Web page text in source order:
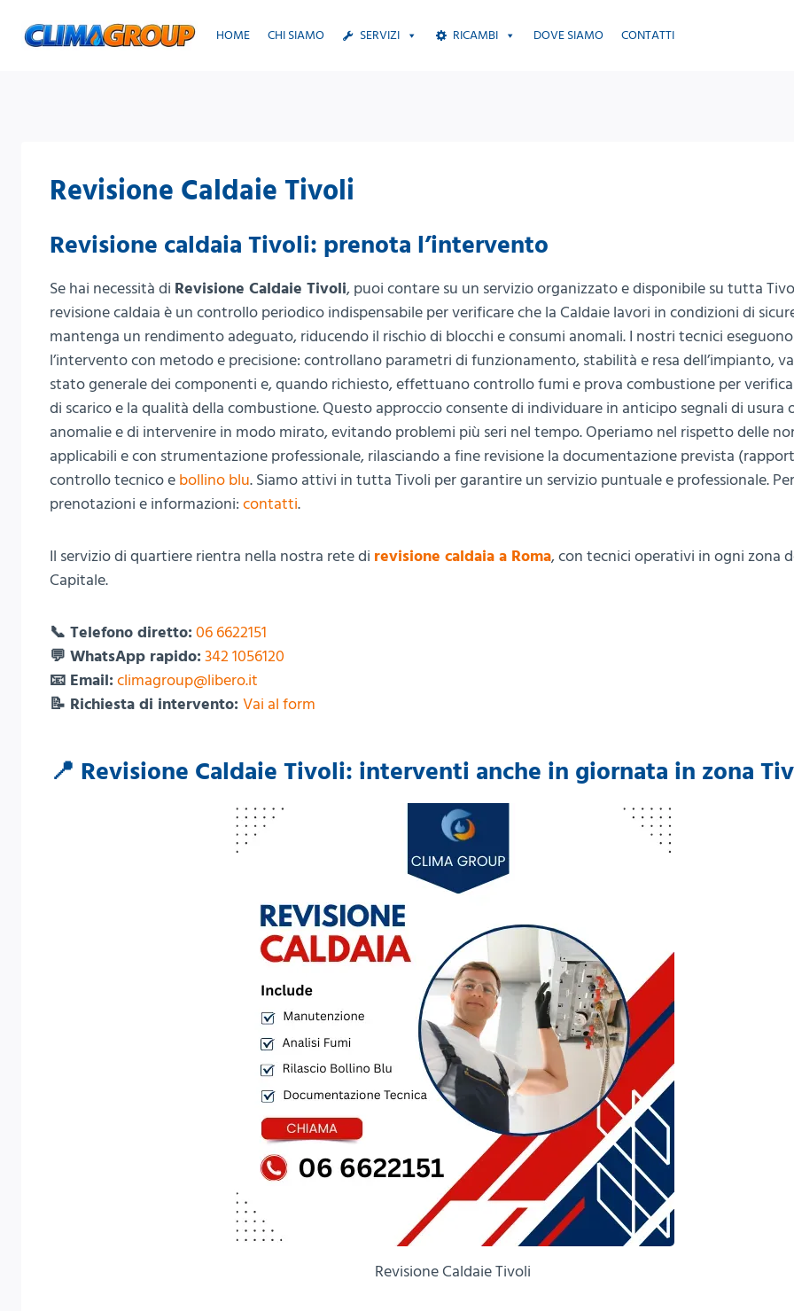
HOME CHI SIAMO SERVIZI RICAMBI DOVE SIAMO CONTATTI
Revisione Caldaie Tivoli
Revisione caldaia Tivoli: prenota l’intervento
Se hai necessità di Revisione Caldaie Tivoli, puoi contare su un servizio organizzato e disponibile su tutta
revisione caldaia è un controllo periodico indispensabile per verificare che la Caldaie lavori in condizioni di
mantenga un rendimento adeguato, riducendo il rischio di blocchi e consumi anomali. I nostri tecnici eseguono
l’intervento con metodo e precisione: controllano parametri di funzionamento, stabilità e resa dell’impianto,
stato generale dei componenti e, quando richiesto, effettuano controllo fumi e prova combustione per
di scarico e la qualità della combustione. Questo approccio consente di individuare in anticipo segnali di usura
anomalie e di intervenire in modo mirato, evitando problemi più seri nel tempo. Operiamo nel rispetto delle
applicabili e con strumentazione professionale, rilasciando a fine revisione la documentazione prevista
controllo tecnico e bollino blu. Siamo attivi in tutta Tivoli per garantire un servizio puntuale e professionale. Per
prenotazioni e informazioni: contatti.
Il servizio di quartiere rientra nella nostra rete di revisione caldaia a Roma, con tecnici operativi in ogni zona
Capitale.
📞 Telefono diretto: 06 6622151
💬 WhatsApp rapido: 342 1056120
📧 Email: climagroup@libero.it
📝 Richiesta di intervento: Vai al form
📍 Revisione Caldaie Tivoli: interventi anche in giornata in zona
Revisione Caldaie Tivoli